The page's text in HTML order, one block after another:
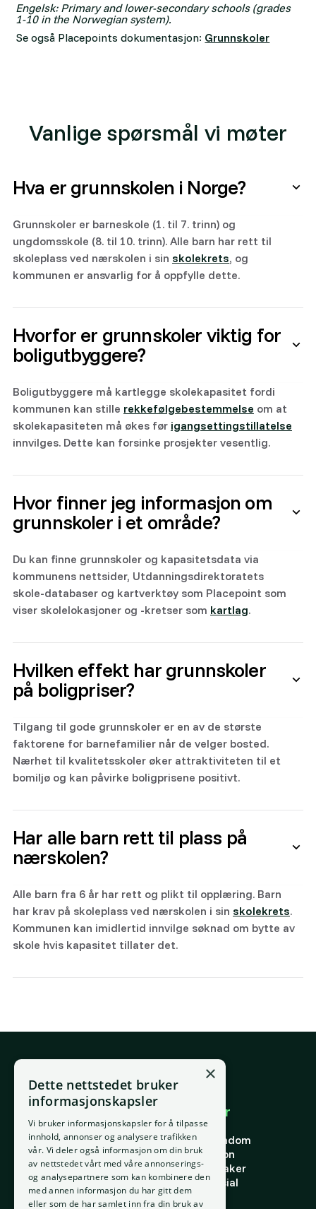
Engelsk: Primary and lower-secondary schools (grades
1-10 in the Norwegian system).
Se også Placepoints dokumentasjon: Grunnskoler
Vanlige spørsmål vi møter
Hva er grunnskolen i Norge?
Grunnskoler er barneskole (1. til 7. trinn) og
ungdomsskole (8. til 10. trinn). Alle barn har rett til
skoleplass ved nærskolen i sin skolekrets, og
kommunen er ansvarlig for å oppfylle dette.
Hvorfor er grunnskoler viktig for
boligutbyggere?
Boligutbyggere må kartlegge skolekapasitet fordi
kommunen kan stille rekkefølgebestemmelse om at
skolekapasiteten må økes før igangsettingstillatelse
innvilges. Dette kan forsinke prosjekter vesentlig.
Hvor finner jeg informasjon om
grunnskoler i et område?
Du kan finne grunnskoler og kapasitetsdata via
kommunens nettsider, Utdanningsdirektoratets
skole-databaser og kartverktøy som Placepoint som
viser skolelokasjoner og -kretser som kartlag.
Hvilken effekt har grunnskoler
på boligpriser?
Tilgang til gode grunnskoler er en av de største
faktorene for barnefamilier når de velger bosted.
Nærhet til kvalitetsskoler øker attraktiviteten til et
bomiljø og kan påvirke boligprisene positivt.
Har alle barn rett til plass på
nærskolen?
Alle barn fra 6 år har rett og plikt til opplæring. Barn
har krav på skoleplass ved nærskolen i sin skolekrets.
Kommunen kan imidlertid innvilge søknad om bytte av
skole hvis kapasitet tillater det.
E-post
support@placepoint.no
Selskapet
Hjem
Om oss
Ansatte
Kontakt oss
Personvern
Vilkår for bruk
Brukområder
Forstå eiendom
Finne riktig eiendom
Finn riktig person
Finn riktig leietaker
Verdi og potensial
Risiko
×
Dette nettstedet bruker
informasjonskapsler
Vi bruker informasjonskapsler for å tilpasse
innhold, annonser og analysere trafikken
vår. Vi deler også informasjon om din bruk
av nettstedet vårt med våre annonserings-
og analysepartnere som kan kombinere den
med annen informasjon du har gitt dem
eller som de har samlet inn fra din bruk av